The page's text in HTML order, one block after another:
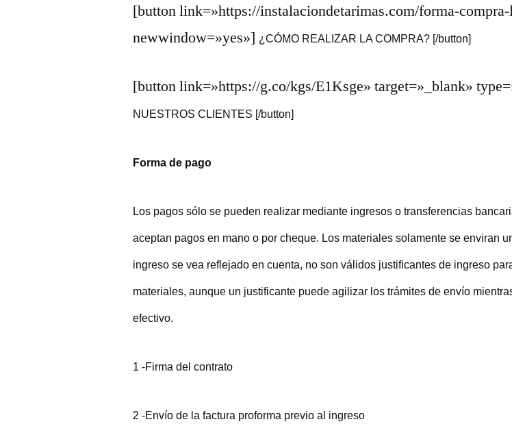
[button link=»https://instalaciondetarimas.com/forma-
newwindow=»yes»] ¿CÓMO REALIZAR LA COMPRA? [/button]
[button link=»https://g.co/kgs/E1Ksge» target=»_blank»
NUESTROS CLIENTES [/button]
Forma de pago
Los pagos sólo se pueden realizar mediante ingresos o transferencias
aceptan pagos en mano o por cheque. Los materiales solamente se enviran
ingreso se vea reflejado en cuenta, no son válidos justificantes de ingreso
materiales, aunque un justificante puede agilizar los trámites de envío
efectivo.
1 -Firma del contrato
2 -Envío de la factura proforma previo al ingreso